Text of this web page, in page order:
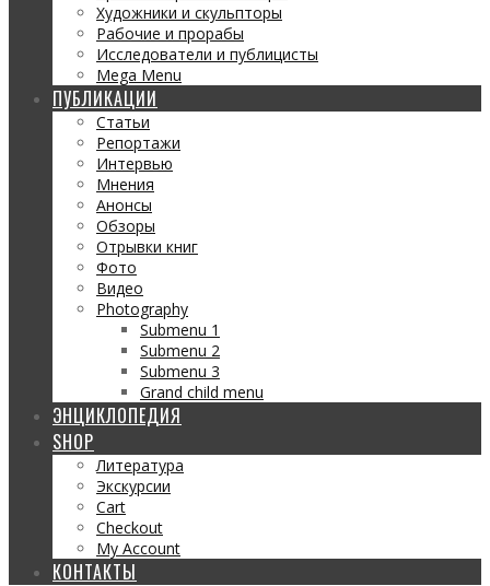
Художники и скульпторы
Рабочие и прорабы
Исследователи и публицисты
Mega Menu
ПУБЛИКАЦИИ
Статьи
Репортажи
Интервью
Мнения
Анонсы
Обзоры
Отрывки книг
Фото
Видео
Photography
Submenu 1
Submenu 2
Submenu 3
Grand child menu
ЭНЦИКЛОПЕДИЯ
SHOP
Литература
Экскурсии
Cart
Checkout
My Account
КОНТАКТЫ